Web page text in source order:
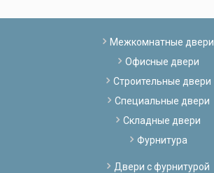
Межкомнатные двери
Офисные двери
Строительные двери
Специальные двери
Складные двери
Фурнитура
Двери с фурнитурой